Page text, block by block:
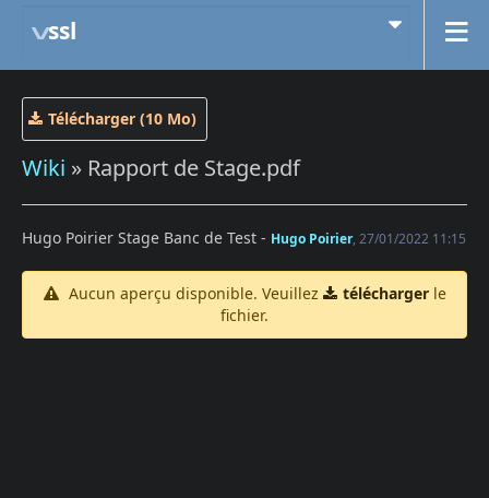
ssl
Télécharger (10 Mo)
Wiki » Rapport de Stage.pdf
Hugo Poirier Stage Banc de Test - Hugo Poirier, 27/01/2022 11:15
Aucun aperçu disponible. Veuillez téléchargerle
fichier.